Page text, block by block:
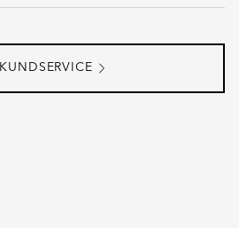
KUNDSERVICE